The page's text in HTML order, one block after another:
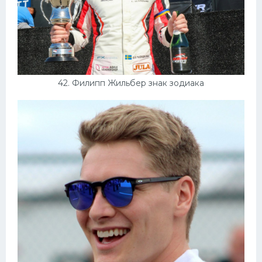
42. Филипп Жильбер знак зодиака